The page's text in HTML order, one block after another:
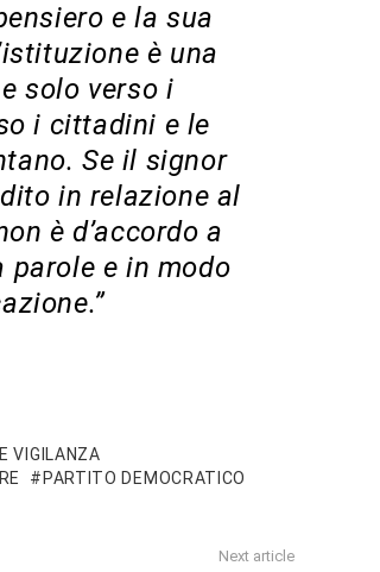
e la sua
è una
solo verso i
i cittadini e le
Se il signor
in relazione al
è d’accordo a
e in modo
VIGILANZA
PARTITO DEMOCRATICO
Next article